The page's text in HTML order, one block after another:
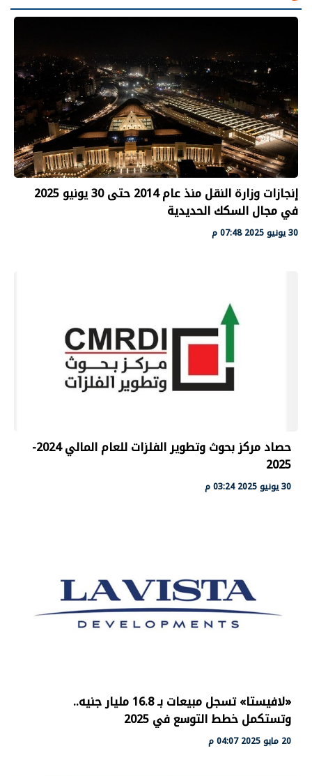
إنجازات وزارة النقل منذ عام 2014 حتى 30 يونيو 2025
في مجال السكك الحديدية
30 يونيو 2025 07:48 م
حصاد مركز بحوث وتطوير الفلزات للعام المالي 2024-
2025
30 يونيو 2025 03:24 م
«لافيستا» تسجل مبيعات بـ 16.8 مليار جنيه..
وتستكمل خطط التوسع في 2025
20 مايو 2025 04:07 م